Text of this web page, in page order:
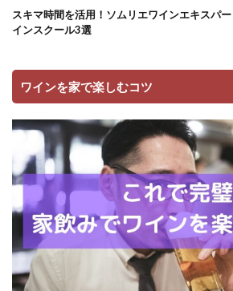
スキマ時間を活用！ソムリエワインエキスパ
インスクール3選
ワインを家で楽しむコツ